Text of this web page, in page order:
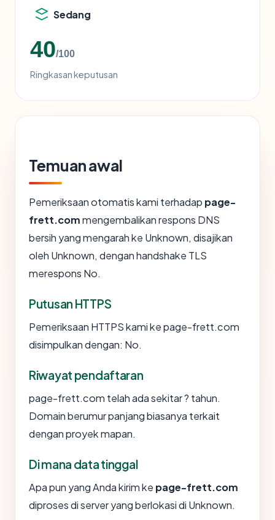
Sedang
40/100
Ringkasan keputusan
Temuan awal
Pemeriksaan otomatis kami terhadap page-
frett.commengembalikan respons DNS
bersih yang mengarah ke Unknown, disajikan
oleh Unknown, dengan handshake TLS
merespons No.
Putusan HTTPS
Pemeriksaan HTTPS kami ke page-frett.com
disimpulkan dengan: No.
Riwayat pendaftaran
page-frett.com telah ada sekitar ? tahun.
Domain berumur panjang biasanya terkait
dengan proyek mapan.
Di mana data tinggal
Apa pun yang Anda kirim ke page-frett.com
diproses di server yang berlokasi di Unknown.